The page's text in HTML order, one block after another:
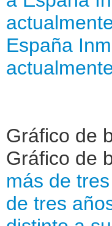
España
Gráfico de
Gráfico de
más de
de tres